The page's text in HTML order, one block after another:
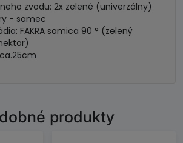
zvodu: 2x zelené (univerzálny)
- samec
FAKRA samica 90 ° (zelený
produkty